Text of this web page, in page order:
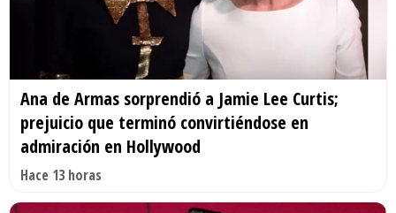
Ana de Armas sorprendió a Jamie Lee Curtis;
prejuicio que terminó convirtiéndose en
admiración en Hollywood
Hace 13 horas